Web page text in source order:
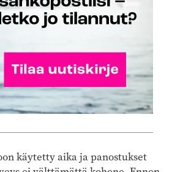
käytetty aika ja panostukset